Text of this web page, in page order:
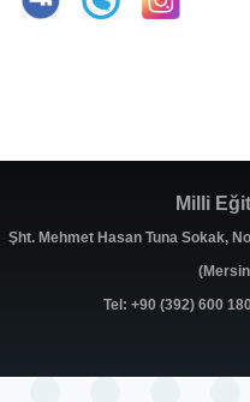
Milli
Şht. Mehmet Hasan Tuna Sokak,
Tel: +90 (392) 600